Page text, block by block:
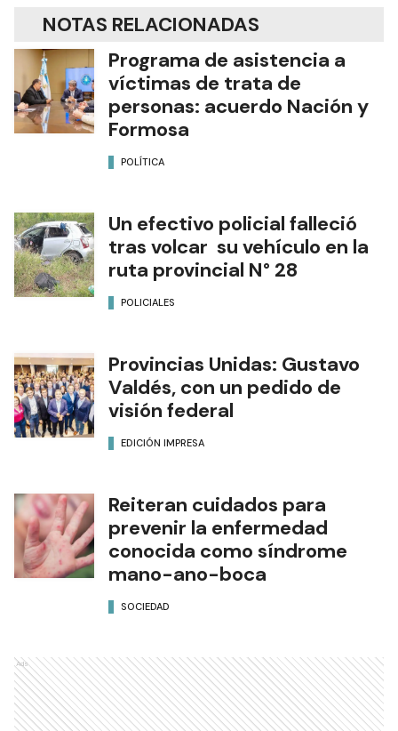
NOTAS RELACIONADAS
Programa de asistencia a
víctimas de trata de
personas: acuerdo Nación y
Formosa
POLÍTICA
Un efectivo policial falleció
tras volcar su vehículo en la
ruta provincial N° 28
POLICIALES
Provincias Unidas: Gustavo
Valdés, con un pedido de
visión federal
EDICIÓN IMPRESA
Reiteran cuidados para
prevenir la enfermedad
conocida como síndrome
mano-ano-boca
SOCIEDAD
Ads